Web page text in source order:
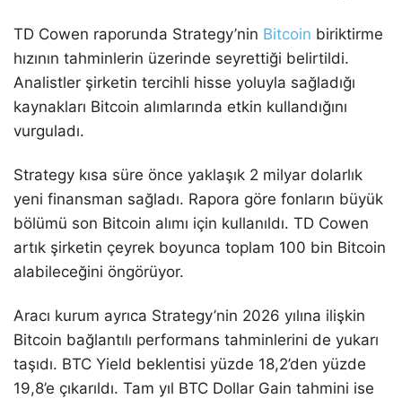
TD Cowen raporunda Strategy’nin Bitcoin biriktirme
hızının tahminlerin üzerinde seyrettiği belirtildi.
Analistler şirketin tercihli hisse yoluyla sağladığı
kaynakları Bitcoin alımlarında etkin kullandığını
vurguladı.
Strategy kısa süre önce yaklaşık 2 milyar dolarlık
yeni finansman sağladı. Rapora göre fonların büyük
bölümü son Bitcoin alımı için kullanıldı. TD Cowen
artık şirketin çeyrek boyunca toplam 100 bin Bitcoin
alabileceğini öngörüyor.
Aracı kurum ayrıca Strategy’nin 2026 yılına ilişkin
Bitcoin bağlantılı performans tahminlerini de yukarı
taşıdı. BTC Yield beklentisi yüzde 18,2’den yüzde
19,8’e çıkarıldı. Tam yıl BTC Dollar Gain tahmini ise